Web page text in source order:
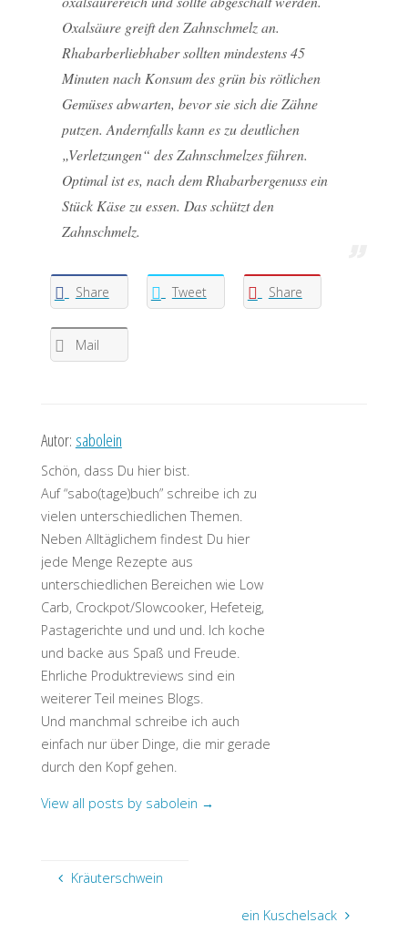
Oxalsäure greift den Zahnschmelz an.
Rhabarberliebhaber sollten mindestens 45
Minuten nach Konsum des grün bis rötlichen
Gemüses abwarten, bevor sie sich die Zähne
putzen. Andernfalls kann es zu deutlichen
„Verletzungen“ des Zahnschmelzes führen.
Optimal ist es, nach dem Rhabarbergenuss ein
Stück Käse zu essen. Das schützt den
Zahnschmelz.
Share Tweet Share
Mail
Autor: sabolein
Schön, dass Du hier bist.
Auf “sabo(tage)buch” schreibe ich zu
vielen unterschiedlichen Themen.
Neben Alltäglichem findest Du hier
jede Menge Rezepte aus
unterschiedlichen Bereichen wie Low
Carb, Crockpot/Slowcooker, Hefeteig,
Pastagerichte und und und. Ich koche
und backe aus Spaß und Freude.
Ehrliche Produktreviews sind ein
weiterer Teil meines Blogs.
Und manchmal schreibe ich auch
einfach nur über Dinge, die mir gerade
durch den Kopf gehen.
View all posts by sabolein →
Kräuterschwein
ein Kuschelsack